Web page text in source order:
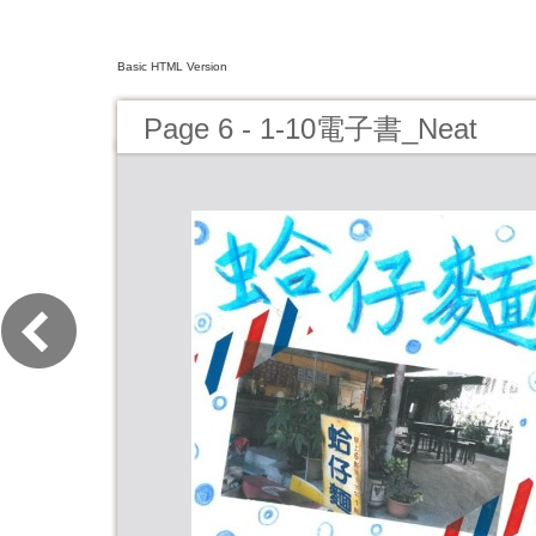
Basic HTML Version
Page 6 - 1-10電子書_Neat